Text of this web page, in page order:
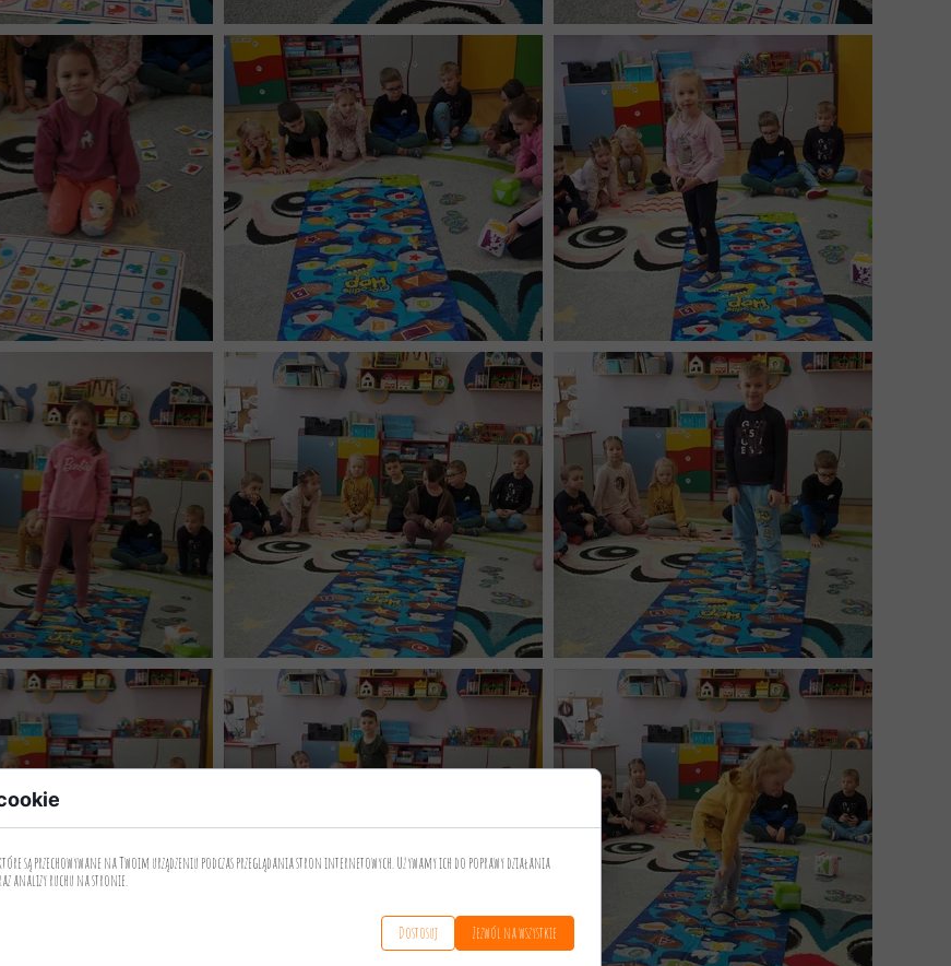
są przechowywane na Twoim urządzeniu podczas przeglądania stron internetowych. Używamy ich do poprawy działania
analizy ruchu na stronie.
Dostosuj Zezwól na wszystkie